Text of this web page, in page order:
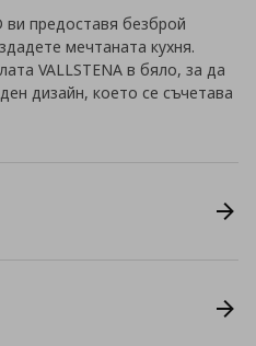
ви предоставя безброй
мечтаната кухня.
VALLSTENA в бяло, за да
дизайн, което се съчетава